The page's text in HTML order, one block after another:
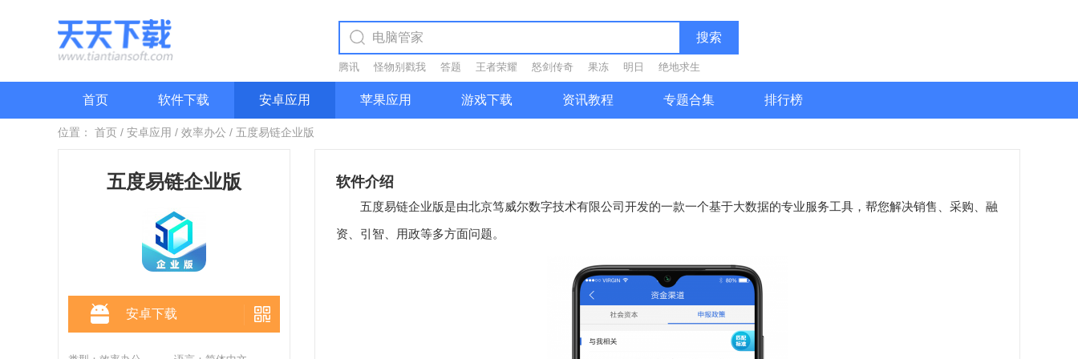
搜索
腾讯 怪物别戳我 答题 王者荣耀 怒剑传奇 果冻 明日 绝地求生
首页 软件下载 安卓应用 苹果应用 游戏下载 资讯教程 专题合集 排行榜
位置： 首页 / 安卓应用 / 效率办公 / 五度易链企业版
五度易链企业版
安卓下载
软件介绍
五度易链企业版是由北京笃威尔数字技术有限公司开发的一款一个基于大数据的专业服务工具，帮您解决销售、采购、融
资、引智、用政等多方面问题。